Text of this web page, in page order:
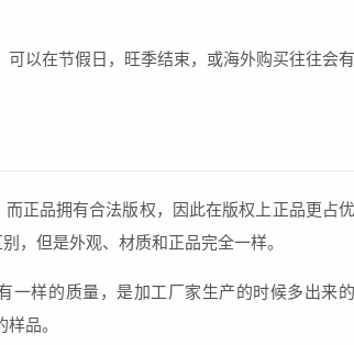
以在节假日，旺季结束，或海外购买往往会有
正品拥有合法版权，因此在版权上正品更占优
，但是外观、材质和正品完全一样。
一样的质量，是加工厂家生产的时候多出来的
品。